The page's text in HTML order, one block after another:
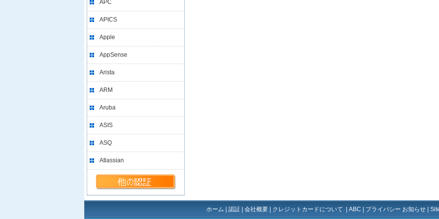
APC
APICS
Apple
AppSense
Arista
ARM
Aruba
ASIS
ASQ
Atlassian
ホーム 認証 会社概要 クレジットカードについて ABC プライバシー お知らせ